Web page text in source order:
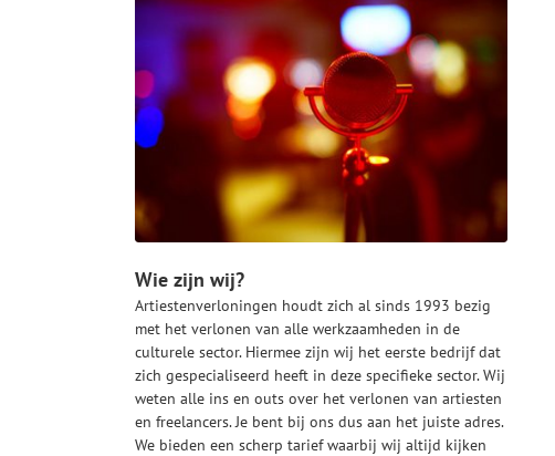
Wie zijn wij?
Artiestenverloningen houdt zich al sinds 1993 bezig
met het verlonen van alle werkzaamheden in de
culturele sector. Hiermee zijn wij het eerste bedrijf dat
zich gespecialiseerd heeft in deze specifieke sector. Wij
weten alle ins en outs over het verlonen van artiesten
en freelancers. Je bent bij ons dus aan het juiste adres.
We bieden een scherp tarief waarbij wij altijd kijken